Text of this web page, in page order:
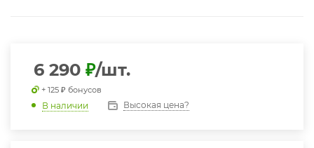
6 290 ₽/шт.
+ 125 ₽ бонусов
В наличии Высокая цена?